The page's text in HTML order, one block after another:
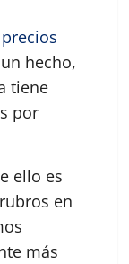
precios
hecho,
tiene
por
ello es
en
más